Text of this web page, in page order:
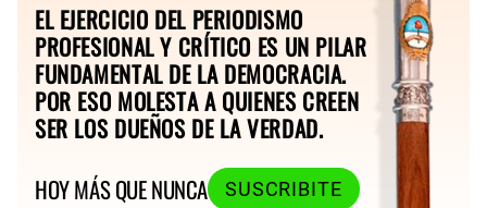
EL EJERCICIO DEL PERIODISMO
PROFESIONAL Y CRÍTICO ES UN PILAR
FUNDAMENTAL DE LA DEMOCRACIA.
POR ESO MOLESTA A QUIENES CREEN
SER LOS DUEÑOS DE LA VERDAD.
HOY MÁS QUE NUNCA
SUSCRIBITE